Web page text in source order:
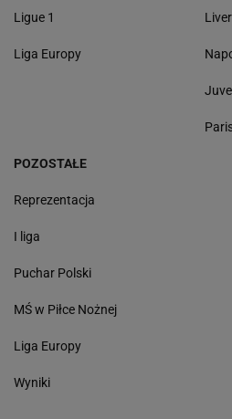
Ligue 1
Liga Europy
POZOSTAŁE
Reprezentacja
I liga
Puchar Polski
MŚ w Piłce Nożnej
Liga Europy
Wyniki